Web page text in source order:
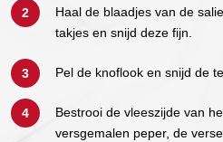
Haal de blaadjes van de
takjes en snijd deze fijn.
Pel de knoflook en snijd de
Bestrooi de vleeszijde van
versgemalen peper, de